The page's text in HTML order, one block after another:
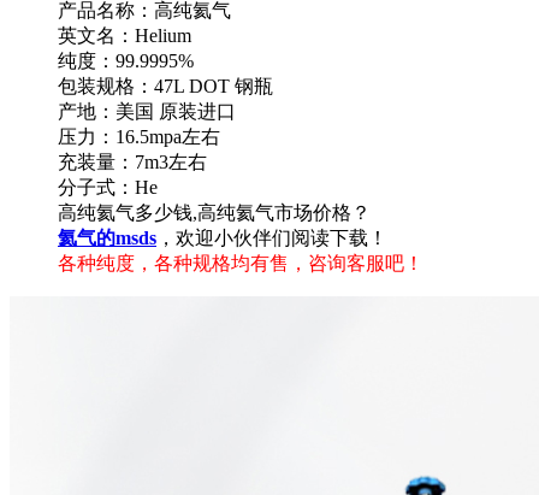
产品名称：高纯氦气
英文名：Helium
纯度：99.9995%
包装规格：47L DOT 钢瓶
产地：美国 原装进口
压力：16.5mpa左右
充装量：7m3左右
分子式：He
高纯氦气多少钱,高纯氦气市场价格？
氦气的msds ，欢迎小伙伴们阅读下载！
各种纯度，各种规格均有售，咨询客服吧！